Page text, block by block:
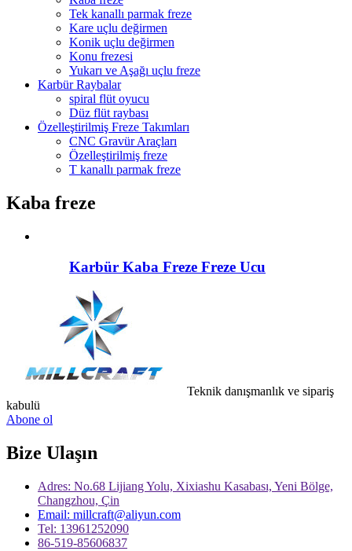
Tek kanallı parmak freze
Kare uçlu değirmen
Konik uçlu değirmen
Konu frezesi
Yukarı ve Aşağı uçlu freze
Karbür Raybalar
spiral flüt oyucu
Düz flüt raybası
Özelleştirilmiş Freze Takımları
CNC Gravür Araçları
Özelleştirilmiş freze
T kanallı parmak freze
Kaba freze
Karbür Kaba Freze Freze Ucu
Teknik danışmanlık ve sipariş
kabulü
Abone ol
Bize Ulaşın
Adres: No.68 Lijiang Yolu, Xixiashu Kasabası, Yeni Bölge,
Changzhou, Çin
Email: millcraft@aliyun.com
Tel: 13961252090
86-519-85606837